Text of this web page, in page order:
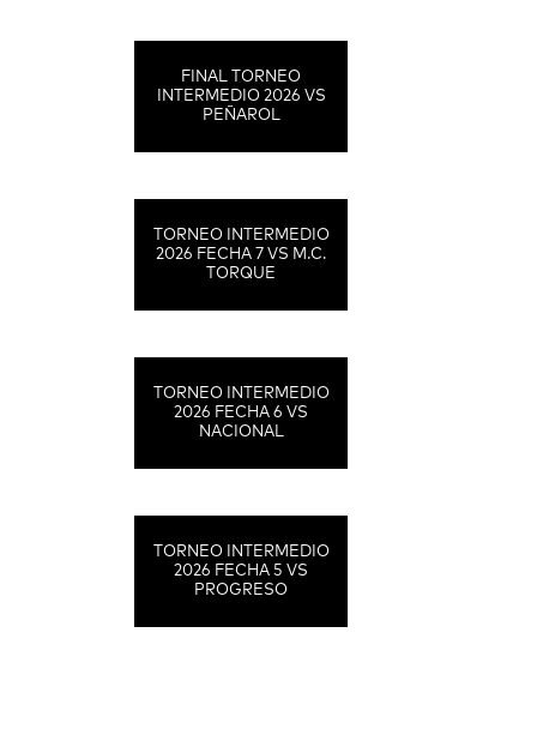
FINAL TORNEO
INTERMEDIO 2026 VS
PEÑAROL
TORNEO INTERMEDIO
2026 FECHA 7 VS M.C.
TORQUE
TORNEO INTERMEDIO
2026 FECHA 6 VS
NACIONAL
TORNEO INTERMEDIO
2026 FECHA 5 VS
PROGRESO